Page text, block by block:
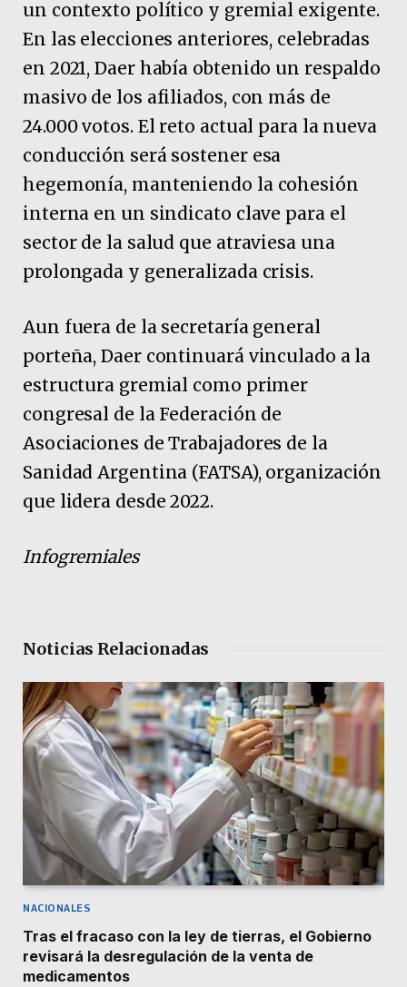
un contexto político y gremial exigente.
En las elecciones anteriores, celebradas
en 2021, Daer había obtenido un respaldo
masivo de los afiliados, con más de
24.000 votos. El reto actual para la nueva
conducción será sostener esa
hegemonía, manteniendo la cohesión
interna en un sindicato clave para el
sector de la salud que atraviesa una
prolongada y generalizada crisis.
Aun fuera de la secretaría general
porteña, Daer continuará vinculado a la
estructura gremial como primer
congresal de la Federación de
Asociaciones de Trabajadores de la
Sanidad Argentina (FATSA), organización
que lidera desde 2022.
Infogremiales
Noticias Relacionadas
NACIONALES
Tras el fracaso con la ley de tierras, el Gobierno
revisará la desregulación de la venta de
medicamentos